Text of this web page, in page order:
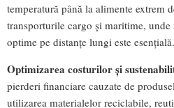
temperatură până la alimente extrem
transporturile cargo și maritime,
optime pe distanțe lungi este esențială.
Optimizarea costurilor și
pierderi financiare cauzate de
utilizarea materialelor reciclabile,